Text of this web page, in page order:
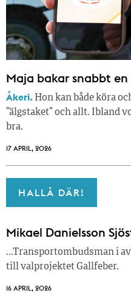
Maja bakar snabbt
Åkeri. Hon kan både köra
”älgstaket” och allt. Ibland
bra.
17 APRIL, 2026
HALLÅ DÄR!
Mikael Danielsson
…Transportombudsman i
till valprojektet Gallfeber.
16 APRIL, 2026